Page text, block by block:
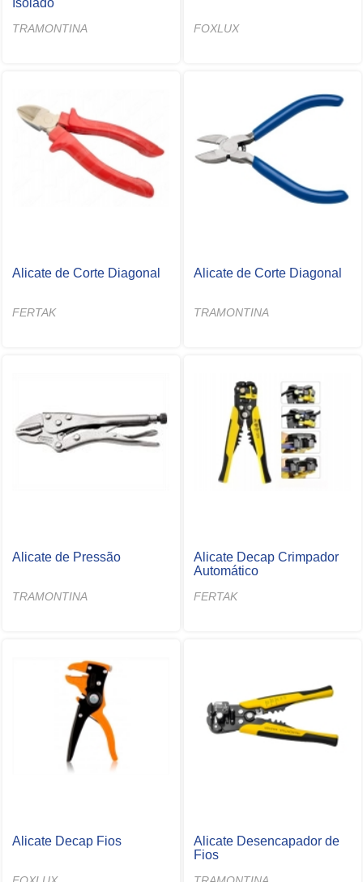
TRAMONTINA FOXLUX
Alicate de Corte Diagonal
FERTAK
Alicate de Corte Diagonal
TRAMONTINA
Alicate de Pressão
TRAMONTINA
Alicate Decap Crimpador
Automático
FERTAK
Alicate Decap Fios
Alicate Desencapador de
Fios